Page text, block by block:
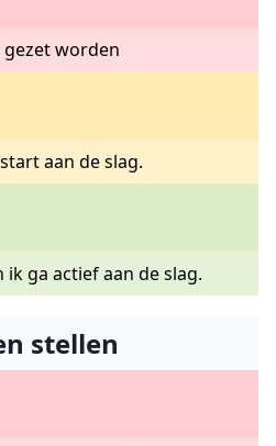
worden
aan de slag.
ga actief aan de slag.
stellen